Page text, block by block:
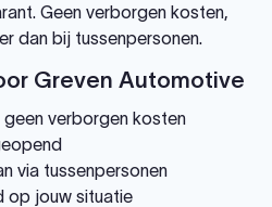
Geen verborgen kosten,
dan bij tussenpersonen.
Greven Automotive
verborgen kosten
via tussenpersonen
op jouw situatie